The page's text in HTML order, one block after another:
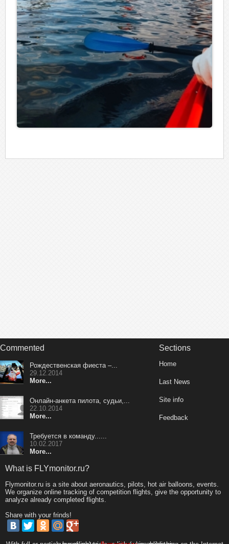
Commented
Рождественская фиеста –...
29.12.2014
More...
Онлайн-анкета пилота, судьи,...
22.10.2014
More...
Требуется в команду......
10.02.2017
More...
Sections
Home
Last News
Site info
Feedback
What is FLYmonitor.ru?
Flymonitor.ru is a site about aeronautics, pilots, hot air balloons, events.
We organize online tracking of competition flights, give the opportunity to
analyze already completed flights.
Share with your frinds!